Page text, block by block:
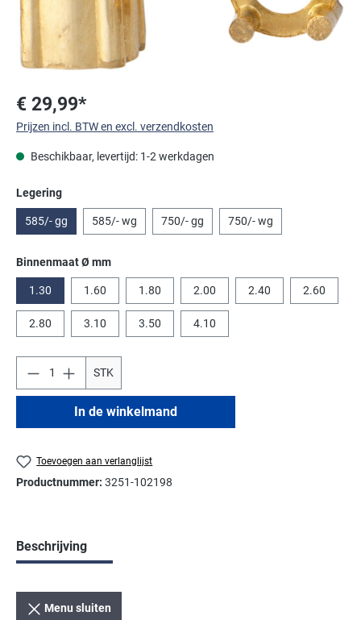
€ 29,99*
Prijzen incl. BTW en excl. verzendkosten
Beschikbaar, levertijd: 1-2 werkdagen
Selecteer
Legering
585/- gg 585/- wg 750/- gg 750/- wg
Selecteer
Binnenmaat Ø mm
1.30 1.60 1.80 2.00 2.40 2.60
2.80 3.10 3.50 4.10
STK
In de winkelmand
Toevoegen aan verlanglijst
Productnummer: 3251-102198
Beschrijving
Menu sluiten